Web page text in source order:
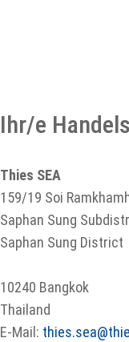
Ihr/e
Thies SEA
159/19 Soi
Saphan Sung
Saphan Sung District
10240 Bangkok
Thailand
E-Mail: